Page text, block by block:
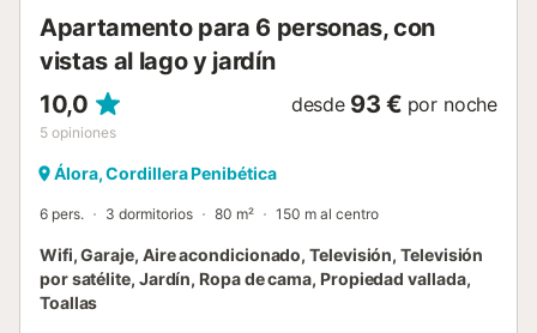
Apartamento para 6 personas, con
vistas al lago y jardín
10,0
5 opiniones
desde 93 € por noche
Álora, Cordillera Penibética
6 pers. 3 dormitorios 80 m² 150 m al centro
Wifi, Garaje, Aire acondicionado, Televisión, Televisión
por satélite, Jardín, Ropa de cama, Propiedad vallada,
Toallas